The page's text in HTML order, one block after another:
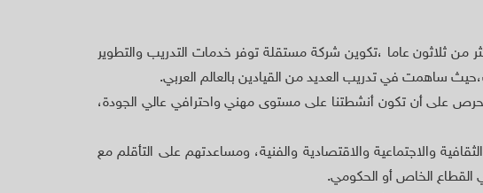
ثلاثون عاما ،تكوين شركة مستقلة توفر خدمات التدريب والتطوير
ساهمت في تدريب العديد من القيادين بالعالم العربي.
نحرص على أن تكون أنشطتنا على مستوى مهني واحترافي عالي الجودة،
والاجتماعية والاقتصادية والفنية، ومساعدتهم على التأقلم مع
القطاع الخاص أو الحكومي.